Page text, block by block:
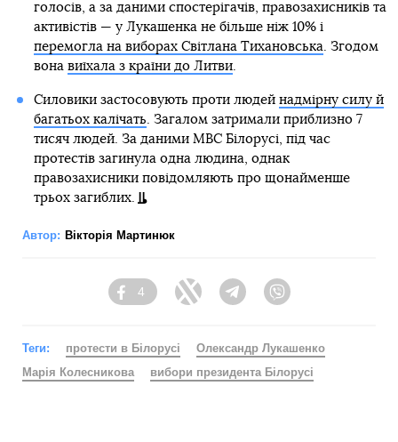
голосів, а за даними спостерігачів, правозахисників та
активістів — у Лукашенка не більше ніж 10% і
перемогла на виборах Світлана Тихановська. Згодом
вона виїхала з країни до Литви.
Силовики застосовують проти людей надмірну силу й
багатьох калічать. Загалом затримали приблизно 7
тисяч людей. За даними МВС Білорусі, під час
протестів загинула одна людина, однак
правозахисники повідомляють про щонайменше
трьох загиблих.
Автор: Вікторія Мартинюк
Facebook
4
Twitter Telegram
Теги: протести в Білорусі
Олександр Лукашенко
Марія Колесникова
вибори президента Білорусі